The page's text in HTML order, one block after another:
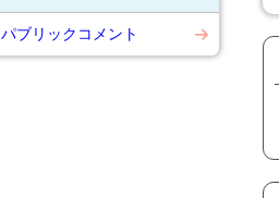
パブリックコメント